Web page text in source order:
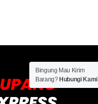
Bingung Mau Kirim
Barang? Hubungi Kami